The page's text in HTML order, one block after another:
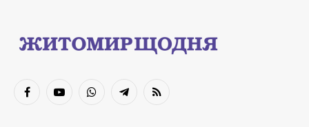
FacebookYouTubeWhatsAppTelegramRSS